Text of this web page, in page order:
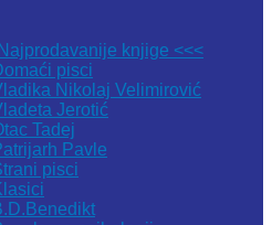
knjige <<<
pisci
Nikolaj Velimirović
Jerotić
Tadej
Pavle
pisci